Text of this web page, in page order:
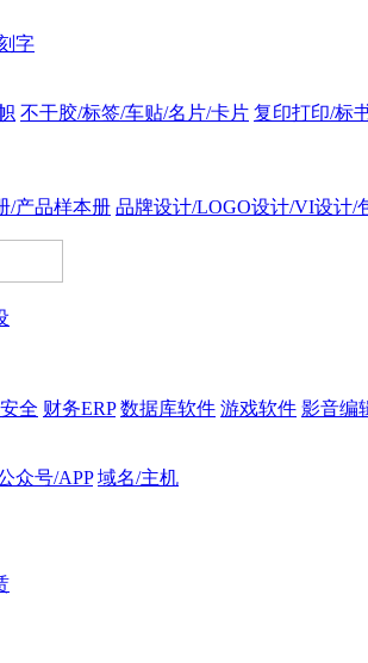
字
不干胶/标签/车贴/名片/卡片 复印打印/标
/产品样本册 品牌设计/LOGO设计/VI设计/
全 财务ERP 数据库软件 游戏软件 影音编
众号/APP 域名/主机